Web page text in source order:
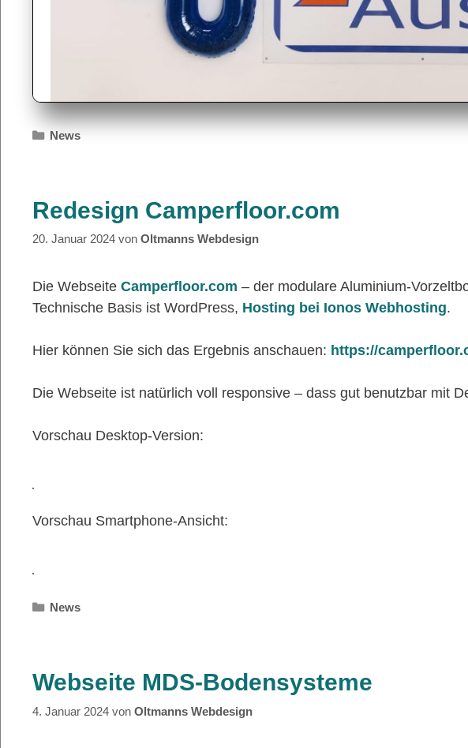
Kategorien
News
Redesign Camperfloor.com
20. Januar 2024 von Oltmanns Webdesign
Die Webseite Camperfloor.com – der modulare Aluminium-
Technische Basis ist WordPress, Hosting bei Ionos Webhosting.
Hier können Sie sich das Ergebnis anschauen: https://
Die Webseite ist natürlich voll responsive – dass gut benutzbar mit
Vorschau Desktop-Version:
Vorschau Smartphone-Ansicht:
Kategorien
News
Webseite MDS-Bodensysteme
4. Januar 2024 von Oltmanns Webdesign